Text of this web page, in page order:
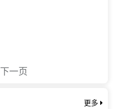
下一页
更多